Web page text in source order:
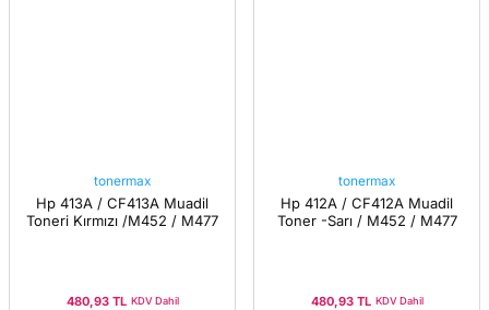
tonermax
Hp 413A / CF413A Muadil
Toneri Kırmızı /M452 / M477
480,93 TL KDV Dahil
tonermax
Hp 412A / CF412A Muadil
Toner -Sarı / M452 / M477
480,93 TL KDV Dahil